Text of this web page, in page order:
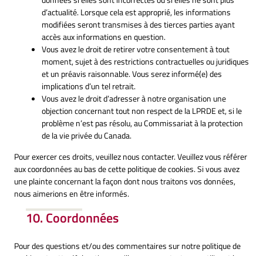
d’actualité. Lorsque cela est approprié, les informations
modifiées seront transmises à des tierces parties ayant
accès aux informations en question.
Vous avez le droit de retirer votre consentement à tout
moment, sujet à des restrictions contractuelles ou juridiques
et un préavis raisonnable. Vous serez informé(e) des
implications d’un tel retrait.
Vous avez le droit d’adresser à notre organisation une
objection concernant tout non respect de la LPRDE et, si le
problème n’est pas résolu, au Commissariat à la protection
de la vie privée du Canada.
Pour exercer ces droits, veuillez nous contacter. Veuillez vous référer
aux coordonnées au bas de cette politique de cookies. Si vous avez
une plainte concernant la façon dont nous traitons vos données,
nous aimerions en être informés.
10. Coordonnées
Pour des questions et/ou des commentaires sur notre politique de